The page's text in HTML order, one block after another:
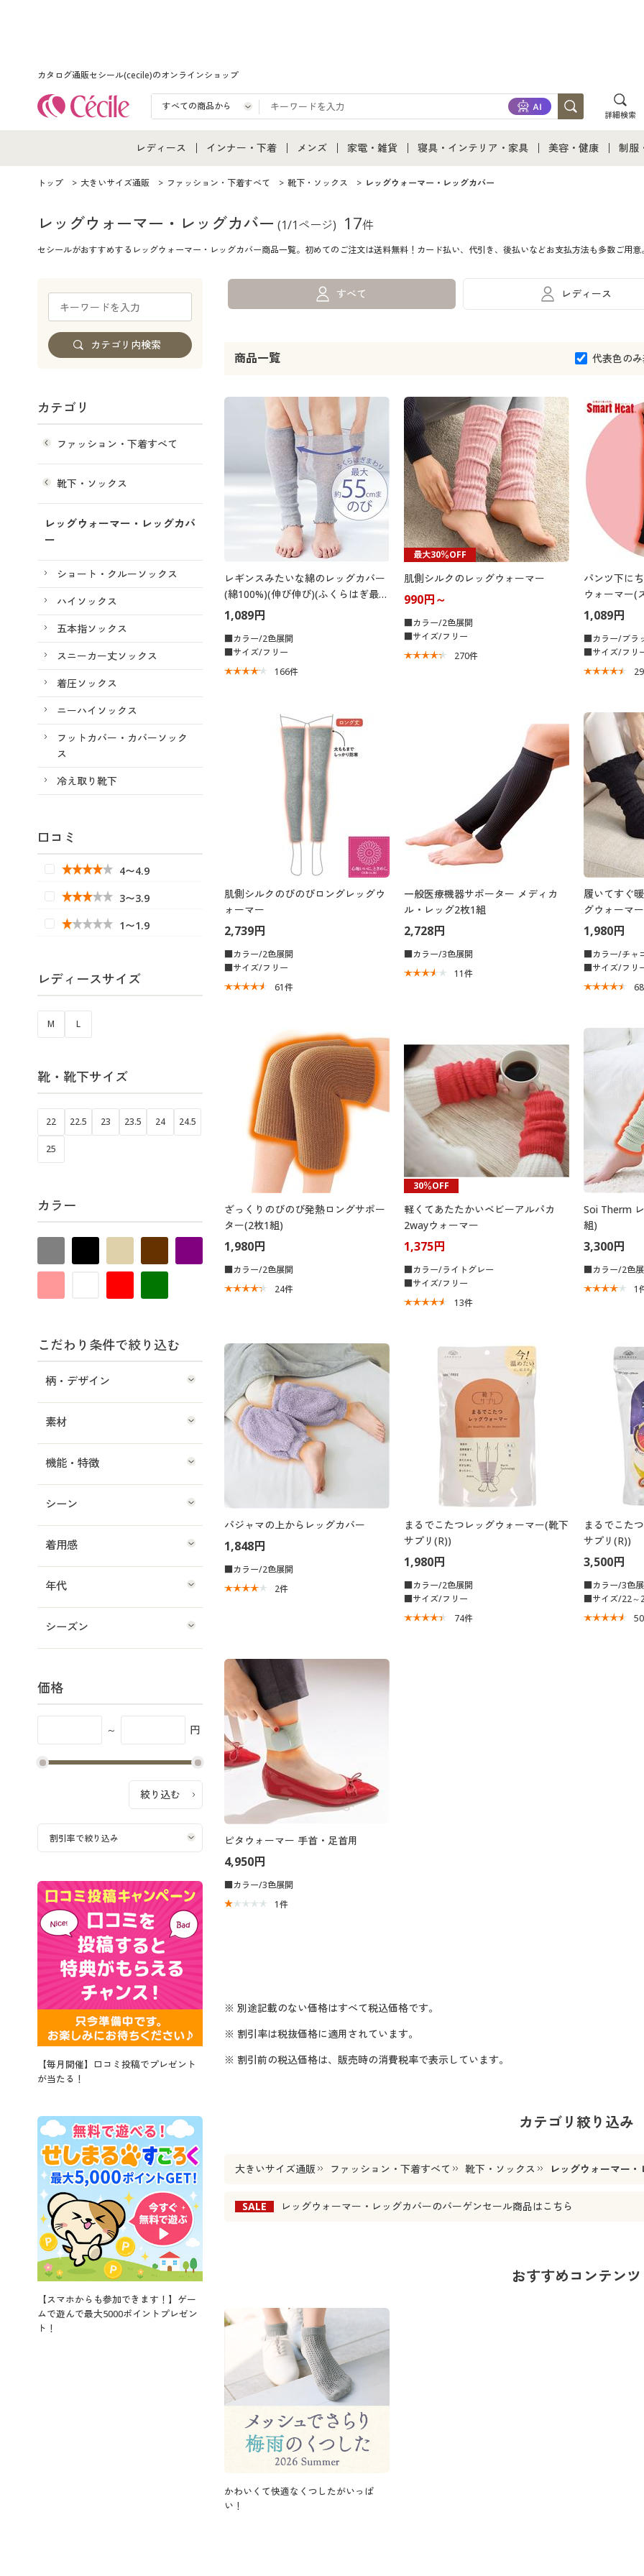
カタログ通販セシール(cecile)のオンラインショップ
詳細検索
レディース
レディース通販すべて
レディースファッション
女性下着
インナー・下着
インナー・下着通販すべて
女性下着
メンズ下着
ジュニア・ティーンズ下着
メンズ
メンズ通販すべて
メンズファッション
メンズ下着
家電・雑貨
家電・雑貨すべて
家電
キッチン・雑貨・日用品
寝具・インテリア・家具
寝具・インテリア・家具通販すべて
寝具・ベッド
カーテン・ラグ・ファブリック
美容・健康 制服
ジュ
トップ 大きいサイズ通販 ファッション・下着すべて 靴下・ソックス レッグウォーマー・レッグカバー
レッグウォーマー・レッグカバー (1/1ページ) 17件
セシールがおすすめするレッグウォーマー・レッグカバー商品一覧。初めてのご注文は送料無料！カード払い、代引き、後払いなどお支払方法も多数ご用意
すべて レディース
商品一覧 代表色の
レギンスみたいな綿のレッグカバー
(綿100%)(伸び伸び)(ふくらはぎ最大
約55cmまで対応)
1,089円
■カラー/2色展開
■サイズ/フリー
166件
最大30％OFF
肌側シルクのレッグウォーマー
990円～
■カラー/2色展開
■サイズ/フリー
270件
パンツ下に
ウォーマー(
発熱)(抗菌防
1,089円
■カラー/ブラ
■サイズ/フリ
29
肌側シルクのびのびロングレッグウ
ォーマー
2,739円
■カラー/2色展開
■サイズ/フリー
61件
一般医療機器サポーター メディカ
ル・レッグ2枚1組
2,728円
■カラー/3色展開
11件
履いてすぐ
グウォーマー
1,980円
■カラー/チャ
■サイズ/フリ
68
ざっくりのびのび発熱ロングサポー
ター(2枚1組)
1,980円
■カラー/2色展開
24件
30％OFF
軽くてあたたかいベビーアルパカ
2wayウォーマー
1,375円
■カラー/ライトグレー
■サイズ/フリー
13件
Soi Therm
組)
3,300円
■カラー/2色
1
パジャマの上からレッグカバー
1,848円
■カラー/2色展開
2件
まるでこたつレッグウォーマー(靴下
サプリ(R))
1,980円
■カラー/2色展開
■サイズ/フリー
74件
まるでこた
サプリ(R))
3,500円
■カラー/3色
■サイズ/22～
50
ピタウォーマー 手首・足首用
4,950円
■カラー/3色展開
1件
※ 別途記載のない価格はすべて税込価格です。
※ 割引率は税抜価格に適用されています。
※ 割引前の税込価格は、販売時の消費税率で表示しています。
カテゴリ絞り込み
大きいサイズ通販 ファッション・下着すべて 靴下・ソックス レッグウォーマー
SALE レッグウォーマー・レッグカバーのバーゲンセール商品はこちら
おすすめコンテンツ
かわいくて快適なくつしたがいっぱ
い！
カテゴリ
ファッション・下着すべて
靴下・ソックス
レッグウォーマー・レッグカバ
ー
ショート・クルーソックス
ハイソックス
五本指ソックス
スニーカー丈ソックス
着圧ソックス
ニーハイソックス
フットカバー・カバーソック
ス
冷え取り靴下
口コミ
4〜4.9
3〜3.9
1〜1.9
レディースサイズ
M L
靴・靴下サイズ
22 22.5 23 23.5 24 24.5
25
カラー
こだわり条件で絞り込む
柄・デザイン
素材
機能・特徴
シーン
着用感
年代
シーズン
価格
～ 円
【毎月開催】口コミ投稿でプレゼント
が当たる！
【スマホからも参加できます！】ゲー
ムで遊んで最大5000ポイントプレゼン
ト！